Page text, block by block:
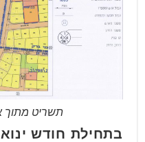
תשריט מתוך
בתחילת חודש